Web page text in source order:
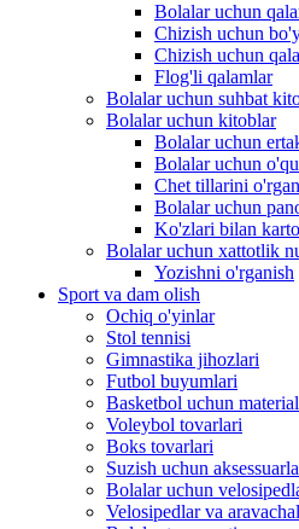
Bolalar uchun
Chizish uchun
Chizish uchun
Flog'li qalamlar
Bolalar uchun suhbat
Bolalar uchun kitoblar
Bolalar uchun
Bolalar uchun
Chet tillarini
Bolalar uchun
Ko'zlari bilan
Bolalar uchun xattotlik
Yozishni o'rganish
Sport va dam olish
Ochiq o'yinlar
Stol tennisi
Gimnastika jihozlari
Futbol buyumlari
Basketbol uchun
Voleybol tovarlari
Boks tovarlari
Suzish uchun
Bolalar uchun
Velosipedlar va